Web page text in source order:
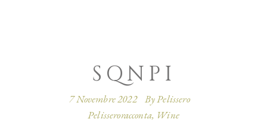
SQNPI
7 Novembre 2022 ByPelissero
Pelisseroracconta, Wine